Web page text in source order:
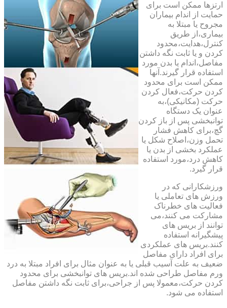
ارتزها ممکن است برای
حمایت از اندام بیماران
مجروح یا مبتلا به
بیماری،از طریق
کنترل،هدایت،محدود
کردن و یا ثابت نگه داشتن
مفاصل،اندام یا بدن مورد
استفاده قرار گیرند.آنها
ممکن است برای محدود
کردن حرکت،فعال کردن
حرکت (مکانیکی)،به
عنوان یک دستگاه
توانبخشی پس از باز کردن
گچ،برای کاهش فشار
تحمل وزن،اصلاح شکل یا
عملکرد بخشی از بدن یا
کاهش درد،مورد استفاده
قرار گیرد.
ورزشکارانی که در
ورزش های تعاملی یا
فعالیت های خطرناک
مشارکت می کنند،می
توانند از بریس های
پیشگیرانه استفاده
کنند.بریس های عملکردی
برای افراد دارای مفاصل
ضعیف به علت آسیب قبلی یا به عنوان مثال برای افراد مبتلا به درد
ورم مفاصل طراحی شده اند.بریس های توانبخشی برای محدود
کردن حرکت،معمولا پس از جراحی،برای ثابت نگه داشتن مفاصل
استفاده می شود.